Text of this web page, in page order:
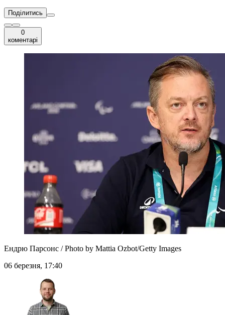
Поділитись
0
коментарі
Ендрю Парсонс / Photo by Mattia Ozbot/Getty Images
06 березня, 17:40